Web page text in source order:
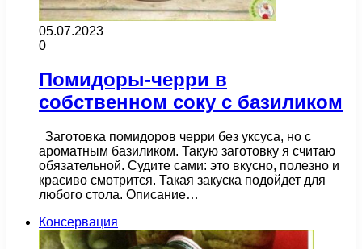
05.07.2023
0
Помидоры-черри в
собственном соку с базиликом
Заготовка помидоров черри без уксуса, но с
ароматным базиликом. Такую заготовку я считаю
обязательной. Судите сами: это вкусно, полезно и
красиво смотрится. Такая закуска подойдет для
любого стола. Описание…
Консервация